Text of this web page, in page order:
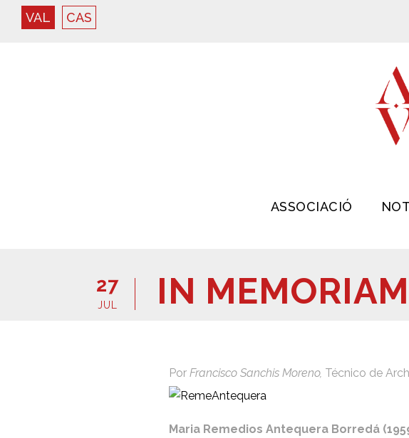
VAL CAS
ASSOCIACIÓ
27
JUL IN
Por Francisco Sanchis Moreno, Técnico de
Maria Remedios Antequera Borredá